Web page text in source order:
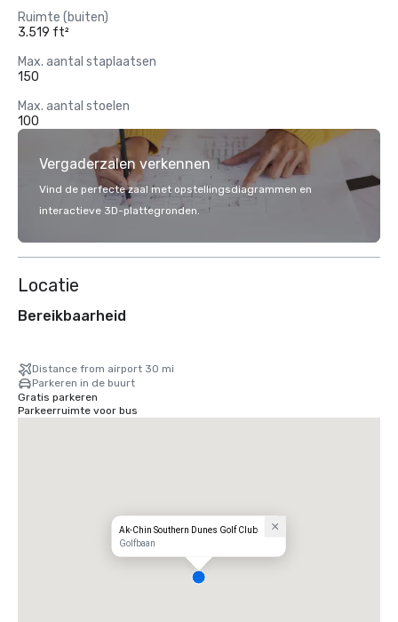
Ruimte (buiten)
3.519 ft²
Max. aantal staplaatsen
150
Max. aantal stoelen
100
Vergaderzalen verkennen
Vind de perfecte zaal met opstellingsdiagrammen en
interactieve 3D-plattegronden.
Locatie
Bereikbaarheid
Distance from airport 30 mi
Parkeren in de buurt
Gratis parkeren
Parkeerruimte voor bus
Ak-Chin Southern Dunes Golf Club
Golfbaan